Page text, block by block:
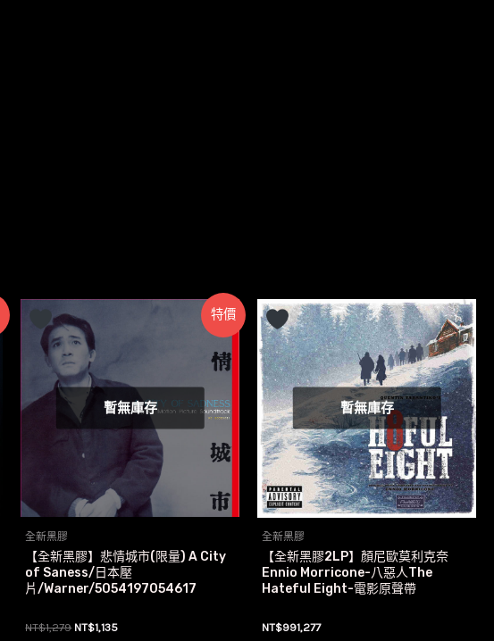
特價
暫無庫存
全新黑膠
【全新黑膠】悲情城市(限量) A City
of Saness/日本壓
片/Warner/5054197054617
NT$1,279 原
NT$1,135目
暫無庫存
全新黑膠
【全新黑膠2LP】顏尼歐莫利克奈
Ennio Morricone-八惡人The
Hateful Eight-電影原聲帶
NT$991,277